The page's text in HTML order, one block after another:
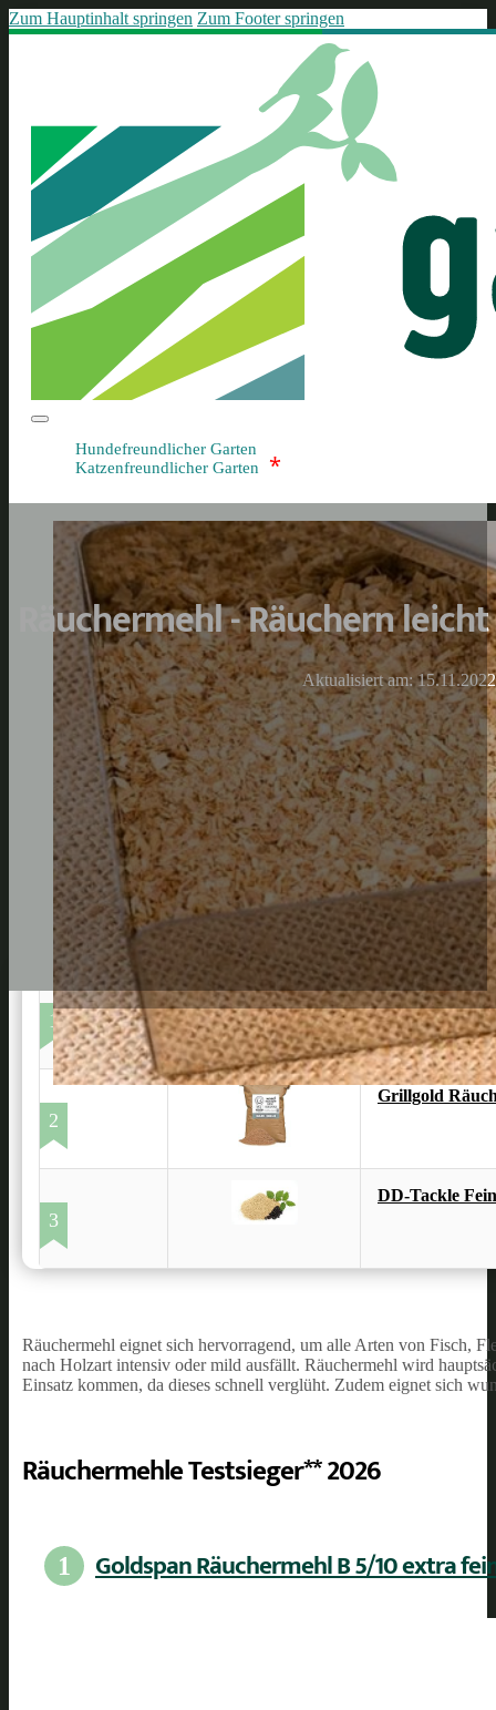
Zum Hauptinhalt springen Zum Footer springen
Hundefreundlicher Garten
Katzenfreundlicher Garten
*
Räuchermehl - Räuchern
Aktualisiert am: 15.11.2022
1
Goldspan
2
Grillgold
3
DD-Tackle
Räuchermehl eignet sich hervorragend, um alle Arten von Fisch,
nach Holzart intensiv oder mild ausfällt. Räuchermehl wird
Einsatz kommen, da dieses schnell verglüht. Zudem eignet sich
Räuchermehle Testsieger** 2026
1 Goldspan Räuchermehl B 5/10 extra